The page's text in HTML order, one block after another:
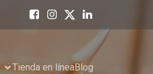
Tienda en líneaBlog